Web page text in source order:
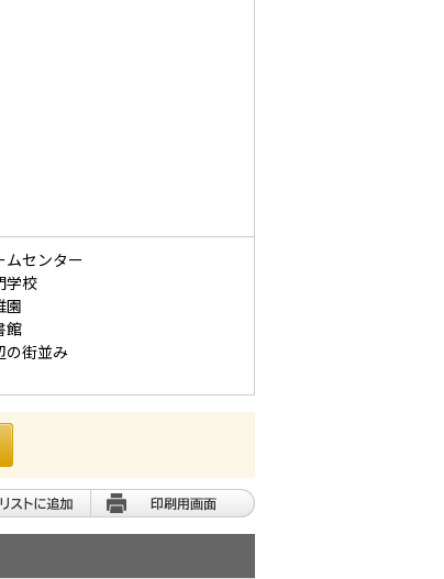
ムセンター
学校
園
館
の街並み